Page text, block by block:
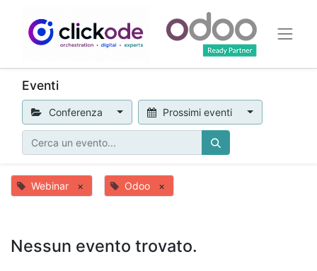
Eventi
Conferenza Prossimi eventi
Webinar × Odoo ×
Nessun evento trovato.